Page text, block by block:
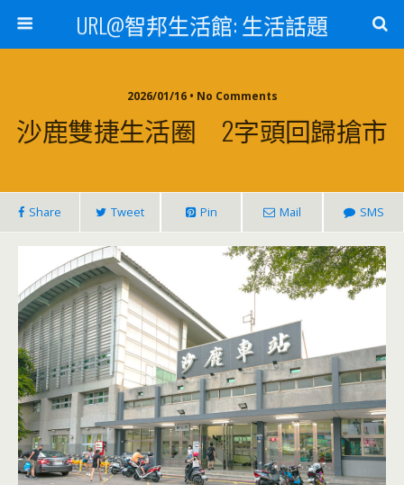
URL@智邦生活館: 生活話題
2026/01/16 • No Comments
沙鹿雙捷生活圈 2字頭回歸搶市
Share Tweet Pin Mail SMS